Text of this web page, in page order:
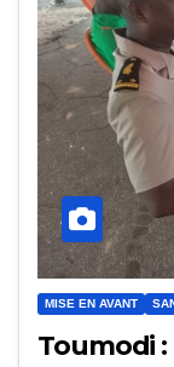
MISE EN AVANT
Toumodi